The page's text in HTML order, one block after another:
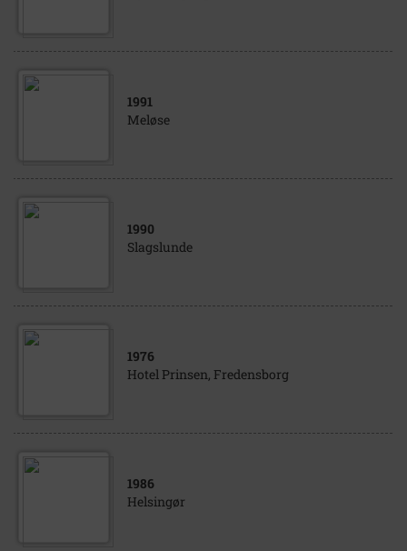
1991
Meløse
1990
Slagslunde
1976
Hotel Prinsen, Fredensborg
1986
Helsingør